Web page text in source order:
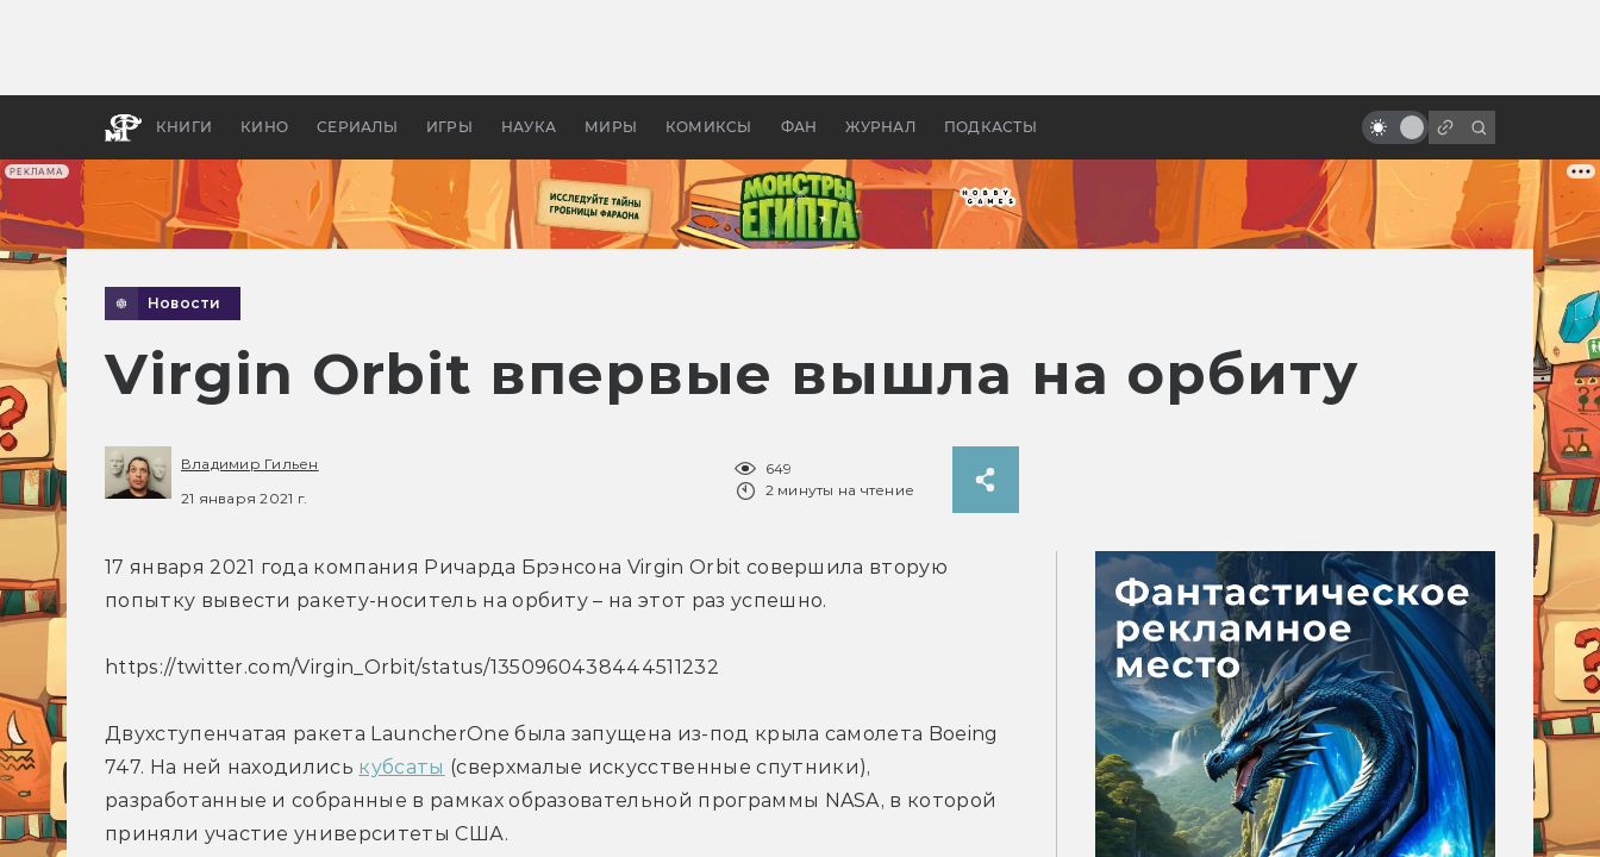
РЕКЛАМА
КНИГИ КИНО СЕРИАЛЫ ИГРЫ НАУКА МИРЫ КОМИКСЫ ФАН ЖУРНАЛ ПОДКАСТЫ
апокалипсис, в России —
бы «Властелина колец»
фильмы от худшего к лучшему
Новости
Virgin Orbit впервые вышла на орбиту
Владимир Гильен
21 января 2021 г.
649
2 минуты на чтение
17 января 2021 года компания Ричарда Брэнсона Virgin Orbit совершила вторую
попытку вывести ракету-носитель на орбиту – на этот раз успешно.
https://twitter.com/Virgin_Orbit/status/1350960438444511232
Двухступенчатая ракета LauncherOne была запущена из-под крыла самолета Boeing
747. На ней находились кубсаты (сверхмалые искусственные спутники),
разработанные и собранные в рамках образовательной программы NASA, в которой
приняли участие университеты США.